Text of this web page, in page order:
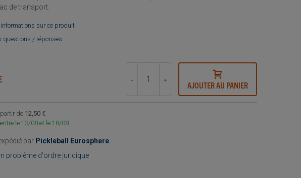
de transport.
sur ce produit
questions / réponses
- +
AJOUTER AU PANIER
de 12,50 €
entre le 13/08 et le 18/08
par Pickleball Eurosphere
problème d'ordre juridique